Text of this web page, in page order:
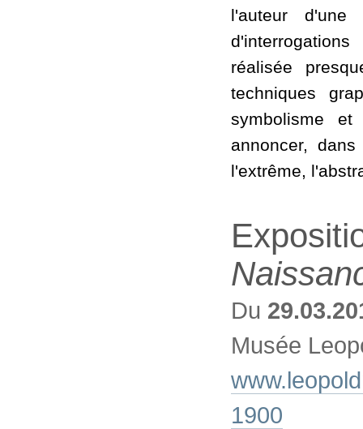
l'auteur d'une
réalisée
techniques
symbolisme et
annoncer,
l'extrême,
Du
Musée
1900